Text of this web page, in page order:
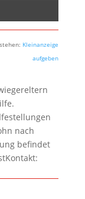
Kleinanzeige
aufgeben
nach
befindet